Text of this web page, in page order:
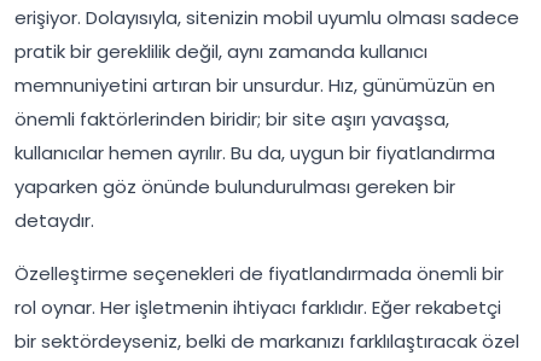
erişiyor. Dolayısıyla, sitenizin mobil uyumlu olması sadece
pratik bir gereklilik değil, aynı zamanda kullanıcı
memnuniyetini artıran bir unsurdur. Hız, günümüzün en
önemli faktörlerinden biridir; bir site aşırı yavaşsa,
kullanıcılar hemen ayrılır. Bu da, uygun bir fiyatlandırma
yaparken göz önünde bulundurulması gereken bir
detaydır.
Özelleştirme seçenekleri de fiyatlandırmada önemli bir
rol oynar. Her işletmenin ihtiyacı farklıdır. Eğer rekabetçi
bir sektördeyseniz, belki de markanızı farklılaştıracak özel